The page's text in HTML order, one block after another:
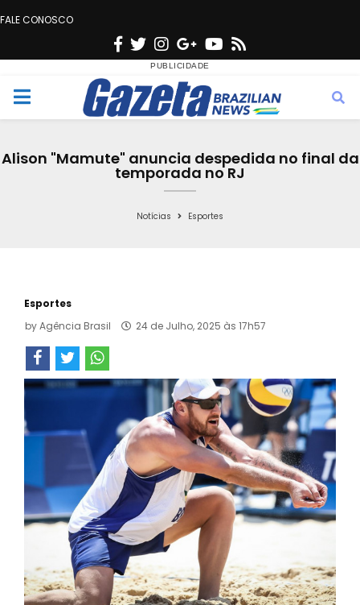
FALE CONOSCO
F
c
e
o
T
w
i
t
e
r
n
s
t
g
r
a
G
o
o
g
e
Y
u
t
b
s
M
Alison "Mamute" anuncia despedida no final da
temporada no RJ
Notícias Esportes
Esportes
byAgência Brasil 24 de Julho, 2025 às 17h57